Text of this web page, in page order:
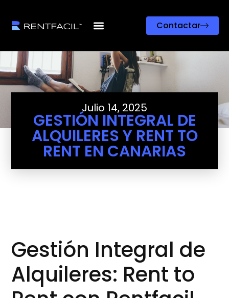
Contactar
Julio 14, 2025
GESTIÓN INTEGRAL DE
ALQUILERES Y RENT TO
RENT EN CANARIAS
Gestión Integral de
Alquileres: Rent to